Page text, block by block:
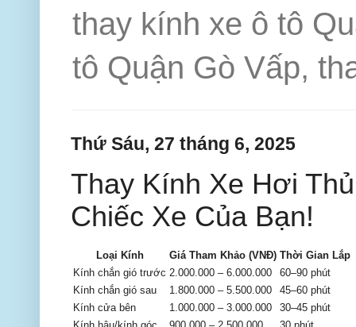
thay kính xe ô tô
tô Quận Gò Vấp,
Thứ Sáu, 27 tháng 6, 2025
Thay Kính Xe Hơi
Chiếc Xe Của Bạn!
Loại Kính Giá Tham Khảo (VNĐ) Thời Gian Lắp
Kính chắn gió trước 2.000.000 – 6.000.000
60–90 phút
Kính chắn gió sau
1.800.000 – 5.500.000
45–60 phút
Kính cửa bên
1.000.000 – 3.000.000
30–45 phút